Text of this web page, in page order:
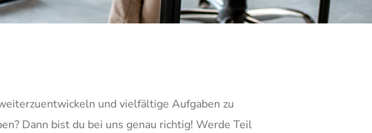
und vielfältige Aufgaben zu
Dann bist du bei uns genau richtig! Werde Teil